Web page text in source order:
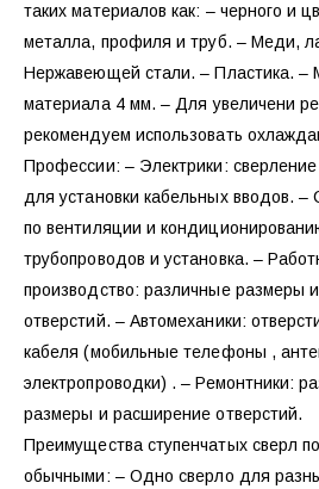
таких материалов как: – черного и
металла, профиля и труб. – Меди,
Нержавеющей стали. – Пластика. –
материала 4 мм. – Для увеличени
рекомендуем использовать
Профессии: – Электрики:
для установки кабельных вводов. –
по вентиляции и
трубопроводов и установка. –
производство: различные размеры
отверстий. – Автомеханики:
кабеля (мобильные телефоны ,
электропроводки) . – Ремонтники:
размеры и расширение отверстий.
Преимущества ступенчатых сверл
обычными: – Одно сверло для